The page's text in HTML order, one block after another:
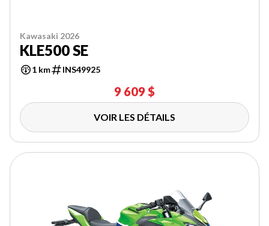
Kawasaki 2026
KLE500 SE
1 km INS49925
9 609 $
VOIR LES DÉTAILS